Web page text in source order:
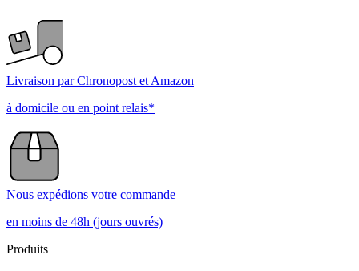
Livraison par Chronopost et Amazon
à domicile ou en point relais*
Nous expédions votre commande
en moins de 48h (jours ouvrés)
Produits